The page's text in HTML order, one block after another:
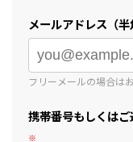
メールアドレス（半
フリーメールの場合は
携帯番号もしくはご